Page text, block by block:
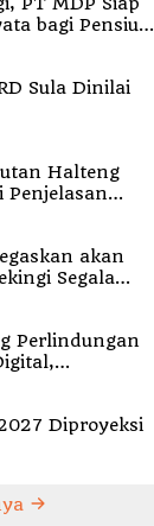
bagi Pensiun
Sula Dinilai
Halteng
Penjelasan
akan
Segala
Perlindungan
Diproyeksi